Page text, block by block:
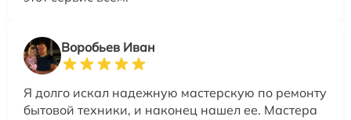
Воробьев Иван
Я долго искал надежную мастерскую по ремонту
бытовой техники, и наконец нашел ее. Мастера